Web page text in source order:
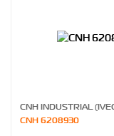
CNH INDUSTRIAL
CNH 6208930